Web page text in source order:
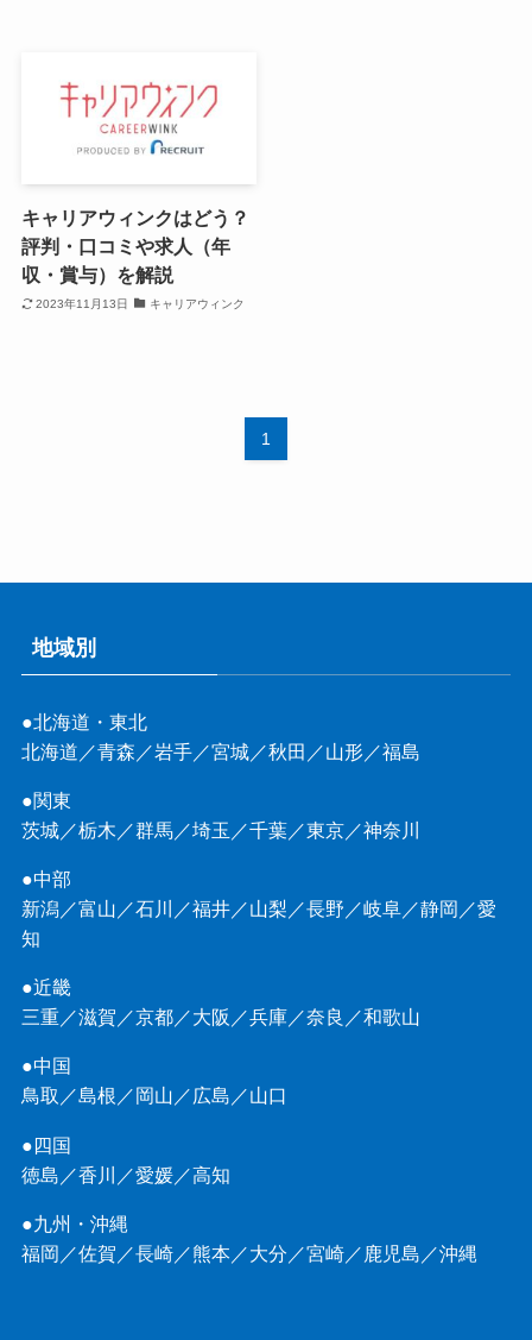
キャリアウィンクはどう？
評判・口コミや求人（年
収・賞与）を解説
2023年11月13日 キャリアウィンク
1
地域別
●北海道・東北
北海道 ／青森 ／岩手／宮城／秋田 ／山形／福島
●関東
茨城／栃木 ／群馬／埼玉 ／千葉／東京／神奈川
●中部
新潟／富山 ／石川 ／福井／山梨 ／長野 ／岐阜／静岡 ／愛
知
●近畿
三重／滋賀 ／京都／大阪 ／兵庫／奈良 ／和歌山
●中国
鳥取 ／島根 ／ 岡山 ／ 広島 ／山口
●四国
徳島 ／香川 ／愛媛／高知
●九州・沖縄
福岡 ／佐賀 ／長崎／熊本／大分 ／宮崎／ 鹿児島 ／沖縄